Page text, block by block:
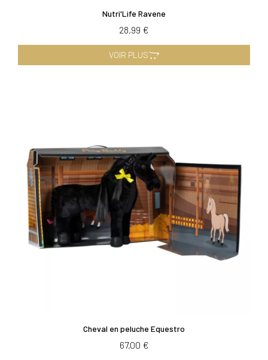
Nutri'Life Ravene
28,99 €
VOIR PLUS
Cheval en peluche Equestro
67,00 €